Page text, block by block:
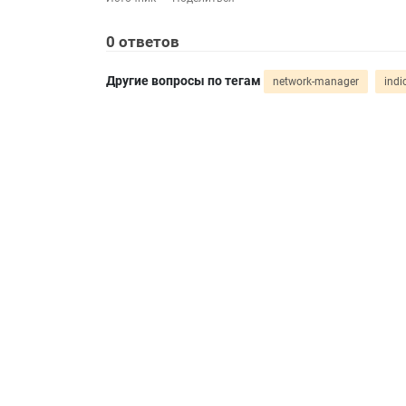
0 ответов
Другие вопросы по тегам network-manager